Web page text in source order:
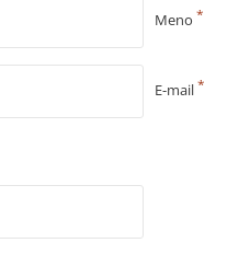
Meno *
E-mail*